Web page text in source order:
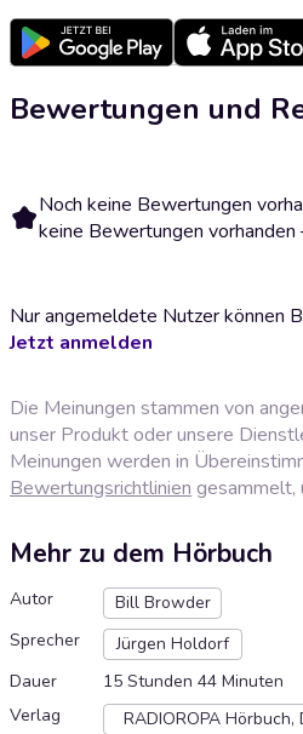
Bewertungen und
Noch keine Bewertungen
keine Bewertungen vorhanden
Nur angemeldete Nutzer können
Jetzt anmelden
Die Meinungen stammen von
unser Produkt oder unsere
Meinungen werden in
Bewertungsrichtlinien gesammelt,
Mehr zu dem Hörbuch
Autor
Bill Browder
Sprecher
Jürgen Holdorf
Dauer
15 Stunden 44 Minuten
Verlag
RADIOROPA